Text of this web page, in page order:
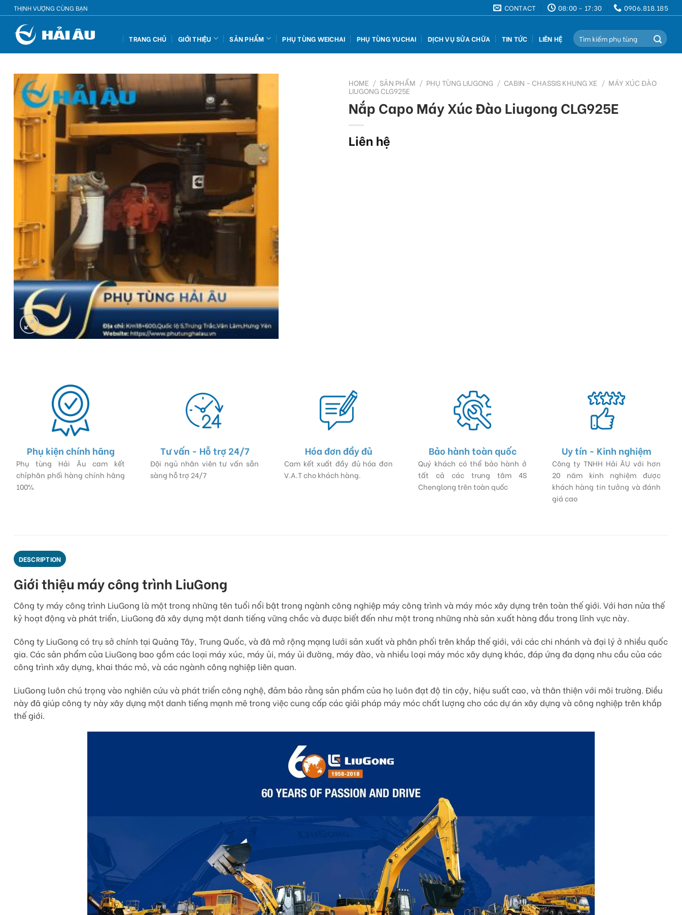
Skip
to
content
THỊNH VƯỢNG CÙNG BẠN CONTACT 08:00 - 17:30 0906.818.185
TRANG CHỦ GIỚI THIỆU SẢN PHẨM PHỤ TÙNG WEICHAI PHỤ TÙNG YUCHAI DỊCH VỤ SỬA CHỮA TIN TỨC LIÊN HỆ
Search
for:
Add
to
wishlist
HOME / SẢN PHẨM / PHỤ TÙNG LIUGONG / CABIN - CHASSIS KHUNG XE / MÁY XÚC ĐÀO
LIUGONG CLG925E
Nắp Capo Máy Xúc Đào Liugong CLG925E
Liên hệ
Phụ kiện chính hãng
Phụ tùng Hải Âu cam kết
chỉphân phối hàng chính hãng
100%
Tư vấn - Hỗ trợ 24/7
Đội ngủ nhân viên tư vấn sẵn
sàng hỗ trợ 24/7
Hóa đơn đầy đủ
Cam kết xuất đầy đủ hóa đơn
V.A.T cho khách hàng.
Bảo hành toàn quốc
Quý khách có thể bảo hành ở
tất cả các trung tâm 4S
Chenglong trên toàn quốc
Uy tín - Kinh nghiệm
Công ty TNHH Hải ÂU với hơn
20 năm kinh nghiệm được
khách hàng tin tưởng và đánh
giá cao
DESCRIPTION
Giới thiệu máy công trình LiuGong
Công ty máy công trình LiuGong là một trong những tên tuổi nổi bật trong ngành công nghiệp máy công trình và máy móc xây dựng trên toàn thế giới. Với hơn nửa thế
kỷ hoạt động và phát triển, LiuGong đã xây dựng một danh tiếng vững chắc và được biết đến như một trong những nhà sản xuất hàng đầu trong lĩnh vực này.
Công ty LiuGong có trụ sở chính tại Quảng Tây, Trung Quốc, và đã mở rộng mạng lưới sản xuất và phân phối trên khắp thế giới, với các chi nhánh và đại lý ở nhiều quốc
gia. Các sản phẩm của LiuGong bao gồm các loại máy xúc, máy ủi, máy ủi đường, máy đào, và nhiều loại máy móc xây dựng khác, đáp ứng đa dạng nhu cầu của các
công trình xây dựng, khai thác mỏ, và các ngành công nghiệp liên quan.
LiuGong luôn chú trọng vào nghiên cứu và phát triển công nghệ, đảm bảo rằng sản phẩm của họ luôn đạt độ tin cậy, hiệu suất cao, và thân thiện với môi trường. Điều
này đã giúp công ty này xây dựng một danh tiếng mạnh mẽ trong việc cung cấp các giải pháp máy móc chất lượng cho các dự án xây dựng và công nghiệp trên khắp
thế giới.